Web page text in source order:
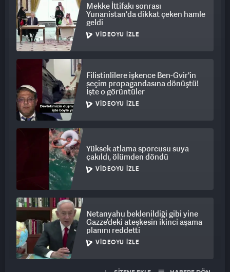
Mekke İttifakı sonrası
Yunanistan'da dikkat çeken hamle
geldi
VIDEOYU İZLE
Filistinlilere işkence Ben-Gvir'in
seçim propagandasına dönüştü!
İşte o görüntüler
VIDEOYU İZLE
Yüksek atlama sporcusu suya
çakıldı, ölümden döndü
VIDEOYU İZLE
Netanyahu beklenildiği gibi yine
Gazze’deki ateşkesin ikinci aşama
planını reddetti
VIDEOYU İZLE